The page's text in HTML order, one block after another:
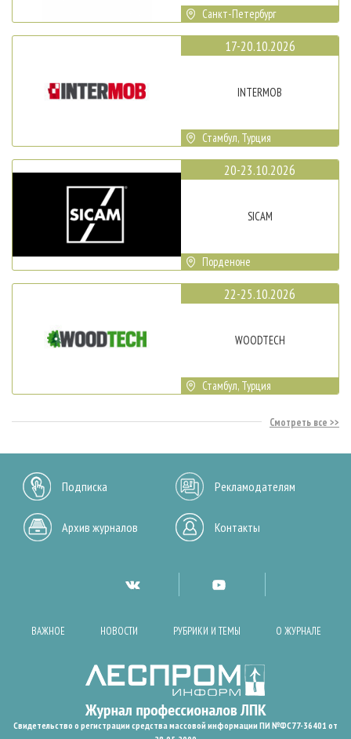
Санкт-Петербург
17-20.10.2026
INTERMOB
Стамбул, Турция
20-23.10.2026
SICAM
Порденоне
22-25.10.2026
WOODTECH
Стамбул, Турция
Смотреть все
Подписка Рекламодателям
Архив журналов Контакты
ВАЖНОЕ НОВОСТИ РУБРИКИ И ТЕМЫ О ЖУРНАЛЕ
Свидетельство о регистрации средства массовой информации ПИ №ФС77-36401 от